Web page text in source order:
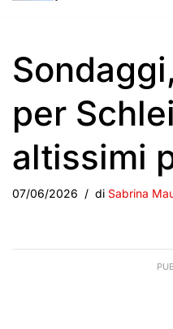
per
altissimi
07/06/2026 di Sabrina